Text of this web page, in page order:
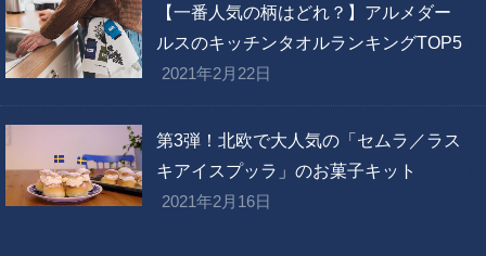
【一番人気の柄はどれ？】アルメダー
ルスのキッチンタオルランキングTOP5
2021年2月22日
第3弾！北欧で大人気の「セムラ／ラス
キアイスプッラ」のお菓子キット
2021年2月16日